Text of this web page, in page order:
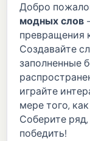
Добро
модных слов
превращения
Создавайте
заполненные
играйте
мере того,
Соберите
победить!